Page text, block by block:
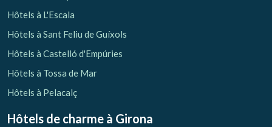
Hôtels à L'Escala
Hôtels à Sant Feliu de Guíxols
Hôtels à Castelló d'Empúries
Hôtels à Tossa de Mar
Hôtels à Pelacalç
Hôtels de charme à Girona